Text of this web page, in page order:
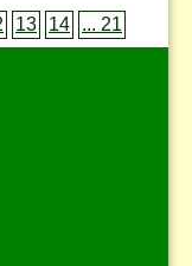
13 14 ... 21